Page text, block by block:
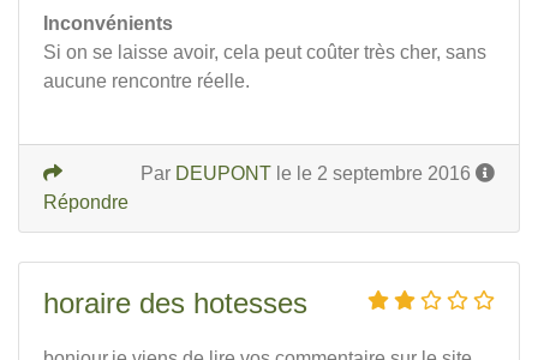
Inconvénients
Si on se laisse avoir, cela peut coûter très cher, sans
aucune rencontre réelle.
Par DEUPONT le le 2 septembre 2016
Répondre
horaire des hotesses